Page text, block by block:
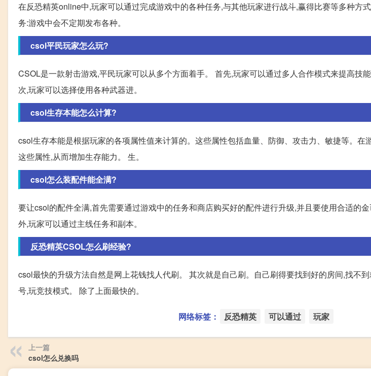
在反恐精英online中,玩家可以通过完成游戏中的各种任务,与其他玩家进行战斗,赢得比赛等多种方
务:游戏中会不定期发布各种。
csol平民玩家怎么玩?
CSOL是一款射击游戏,平民玩家可以从多个方面着手。 首先,玩家可以通过多人合作模式来提高技
次,玩家可以选择使用各种武器进。
csol生存本能怎么计算?
csol生存本能是根据玩家的各项属性值来计算的。这些属性包括血量、防御、攻击力、敏捷等。在
这些属性,从而增加生存能力。 生。
csol怎么装配件能全满?
要让csol的配件全满,首先需要通过游戏中的任务和商店购买好的配件进行升级,并且要使用合适的
外,玩家可以通过主线任务和副本。
反恐精英CSOL怎么刷经验?
csol最快的升级方法自然是网上花钱找人代刷。 其次就是自己刷。自己刷得要找到好的房间,找不
号,玩竞技模式。 除了上面最快的。
网络标签： 反恐精英 可以通过 玩家
上一篇
csol怎么兑换吗